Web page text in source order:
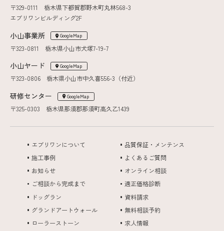
〒329-0111 栃木県下都賀郡野木町丸林568-3
エブリワンビルディング2F
小山事業所 GoogleMap
〒323-0811 栃木県小山市犬塚7-19-7
小山ヤード GoogleMap
〒323-0806 栃木県小山市中久喜556-3（付近）
研修センター GoogleMap
〒325-0303 栃木県那須郡那須町高久乙1439
エブリワンについて
施工事例
お知らせ
ご相談から完成まで
ドッグラン
グランドアートウォール
ローラーストーン
品質保証・メンテンス
よくあるご質問
オンライン相談
適正価格診断
資料請求
無料相談予約
求人情報